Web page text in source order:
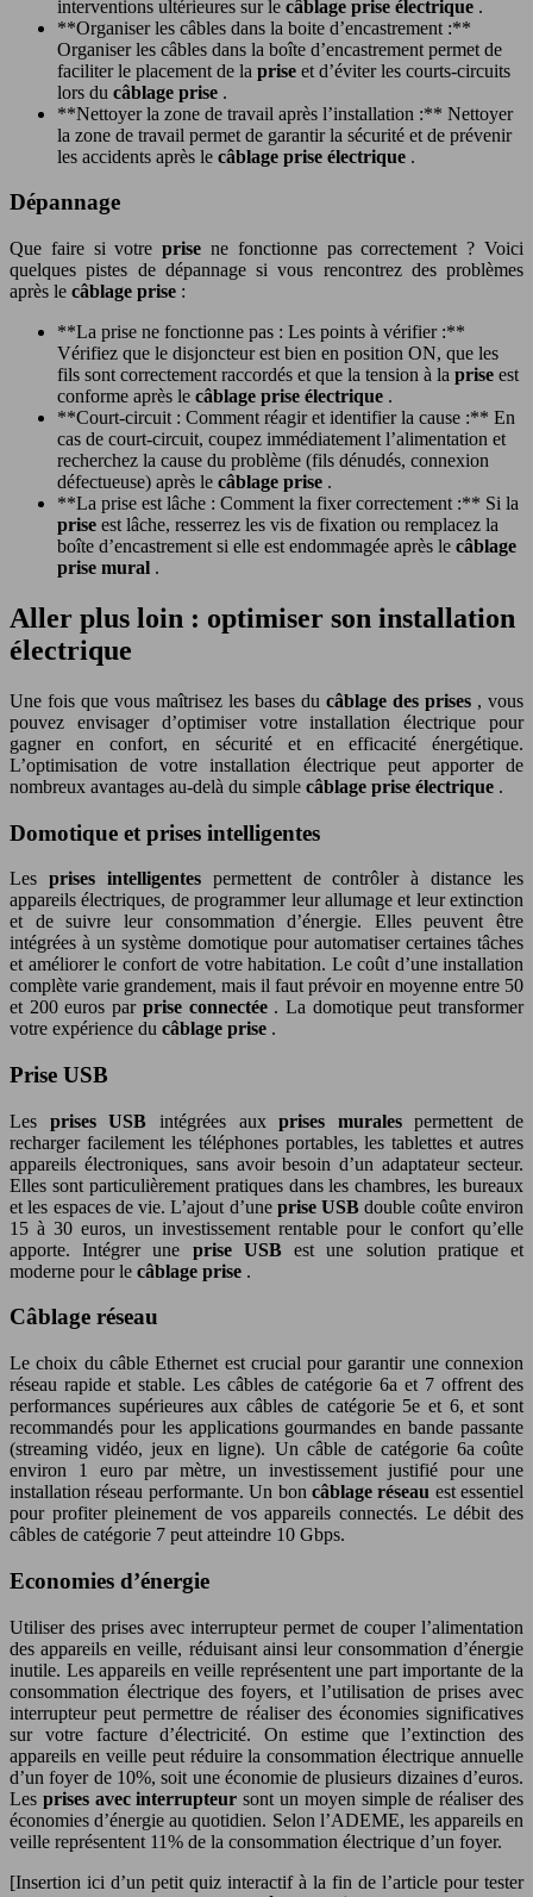
interventions ultérieures sur le câblage prise électrique .
**Organiser les câbles dans la boite d’encastrement :**
Organiser les câbles dans la boîte d’encastrement permet de
faciliter le placement de la prise et d’éviter les courts-circuits
lors du câblage prise .
**Nettoyer la zone de travail après l’installation :** Nettoyer
la zone de travail permet de garantir la sécurité et de prévenir
les accidents après le câblage prise électrique .
Dépannage
Que faire si votreprisene fonctionne pas correctement ? Voici
quelques pistes de dépannage si vous rencontrez des problèmes
après le câblage prise :
**La prise ne fonctionne pas : Les points à vérifier :**
Vérifiez que le disjoncteur est bien en position ON, que les
fils sont correctement raccordés et que la tension à la prise est
conforme après le câblage prise électrique .
**Court-circuit : Comment réagir et identifier la cause :** En
cas de court-circuit, coupez immédiatement l’alimentation et
recherchez la cause du problème (fils dénudés, connexion
défectueuse) après le câblage prise .
**La prise est lâche : Comment la fixer correctement :** Si la
prise est lâche, resserrez les vis de fixation ou remplacez la
boîte d’encastrement si elle est endommagée après le câblage
prise mural .
Aller plus loin : optimiser son installation
électrique
Une fois que vous maîtrisez les bases du câblage des prises , vous
pouvez envisager d’optimiser votre installation électrique pour
gagner en confort, en sécurité et en efficacité énergétique.
L’optimisation de votre installation électrique peut apporter de
nombreux avantages au-delà du simple câblage prise électrique .
Domotique et prises intelligentes
Les prises intelligentes permettent de contrôler à distance les
appareils électriques, de programmer leur allumage et leur extinction
et de suivre leur consommation d’énergie. Elles peuvent être
intégrées à un système domotique pour automatiser certaines tâches
et améliorer le confort de votre habitation. Le coût d’une installation
complète varie grandement, mais il faut prévoir en moyenne entre 50
et 200 euros par prise connectée . La domotique peut transformer
votre expérience du câblage prise .
Prise USB
Les prises USB intégrées auxprises muralespermettent de
recharger facilement les téléphones portables, les tablettes et autres
appareils électroniques, sans avoir besoin d’un adaptateur secteur.
Elles sont particulièrement pratiques dans les chambres, les bureaux
et les espaces de vie. L’ajout d’une prise USBdouble coûte environ
15 à 30 euros, un investissement rentable pour le confort qu’elle
apporte. Intégrer une prise USBest une solution pratique et
moderne pour le câblage prise .
Câblage réseau
Le choix du câble Ethernet est crucial pour garantir une connexion
réseau rapide et stable. Les câbles de catégorie 6a et 7 offrent des
performances supérieures aux câbles de catégorie 5e et 6, et sont
recommandés pour les applications gourmandes en bande passante
(streaming vidéo, jeux en ligne). Un câble de catégorie 6a coûte
environ 1 euro par mètre, un investissement justifié pour une
installation réseau performante. Un bon câblage réseau est essentiel
pour profiter pleinement de vos appareils connectés. Le débit des
câbles de catégorie 7 peut atteindre 10 Gbps.
Economies d’énergie
Utiliser des prises avec interrupteur permet de couper l’alimentation
des appareils en veille, réduisant ainsi leur consommation d’énergie
inutile. Les appareils en veille représentent une part importante de la
consommation électrique des foyers, et l’utilisation de prises avec
interrupteur peut permettre de réaliser des économies significatives
sur votre facture d’électricité. On estime que l’extinction des
appareils en veille peut réduire la consommation électrique annuelle
d’un foyer de 10%, soit une économie de plusieurs dizaines d’euros.
Les prises avec interrupteursont un moyen simple de réaliser des
économies d’énergie au quotidien. Selon l’ADEME, les appareils en
veille représentent 11% de la consommation électrique d’un foyer.
[Insertion ici d’un petit quiz interactif à la fin de l’article pour tester